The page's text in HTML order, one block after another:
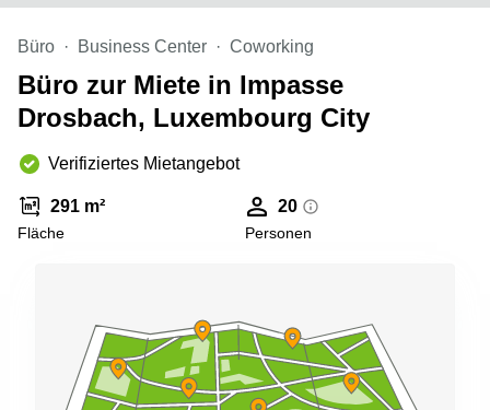
Centres
d’affaires
Sandweiler
Büro Business Center Coworking
Büro zur Miete in Impasse
Drosbach, Luxembourg City
Verifiziertes Mietangebot
291 m²
Fläche
20
Personen